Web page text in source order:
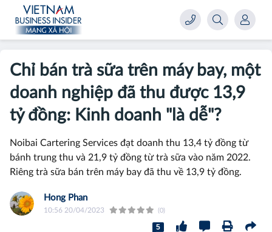
Chỉ bán trà sữa trên máy bay, một
doanh nghiệp đã thu được 13,9
tỷ đồng: Kinh doanh "là dễ"?
Noibai Cartering Services đạt doanh thu 13,4 tỷ đồng từ
bánh trung thu và 21,9 tỷ đồng từ trà sữa vào năm 2022.
Riêng trà sữa bán trên máy bay đã thu về 13,9 tỷ đồng.
Hong Phan
10:56 20/04/2023 (0)
5